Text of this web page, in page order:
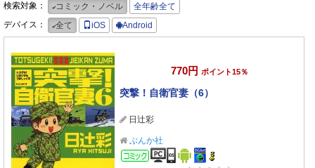
検索対象：
コミック・ノベル
全年齢全て
デバイス：
全て iOS Android
770円 ポイント15％
突撃！自衛官妻（6）
日辻彩
ぶんか社
コミック